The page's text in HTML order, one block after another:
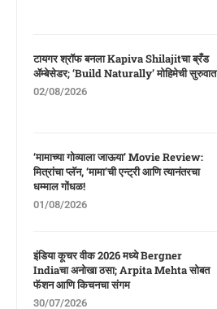
टायगर श्रॉफ बनला Kapiva Shilajitचा ब्रँड
ॲम्बेसेडर; ‘Build Naturally’ मोहिमेची सुरुवात
02/08/2026
‘मामाच्या गोव्याला जाऊया’ Movie Review:
मित्रांचा प्लॅन, ‘मामा’ची एन्ट्री आणि त्यानंतरचा
धम्माल गोंधळ!
01/08/2026
इंडिया कूचर वीक 2026 मध्ये Bergner
Indiaचा अनोखा ठसा; Arpita Mehta सोबत
फॅशन आणि किचनचा संगम
30/07/2026